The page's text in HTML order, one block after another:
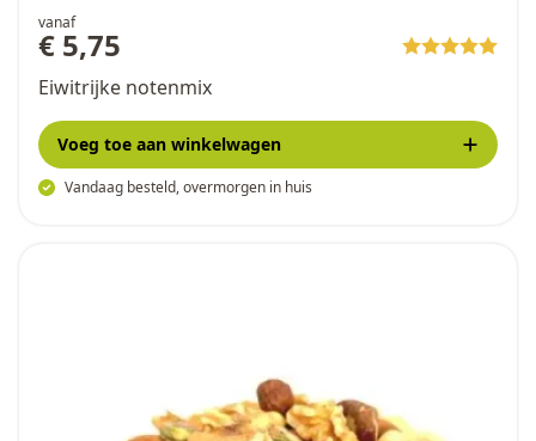
vanaf
€ 5,75
Eiwitrijke notenmix
Vandaag besteld, overmorgen in huis
Voeg toe aan winkelwagen